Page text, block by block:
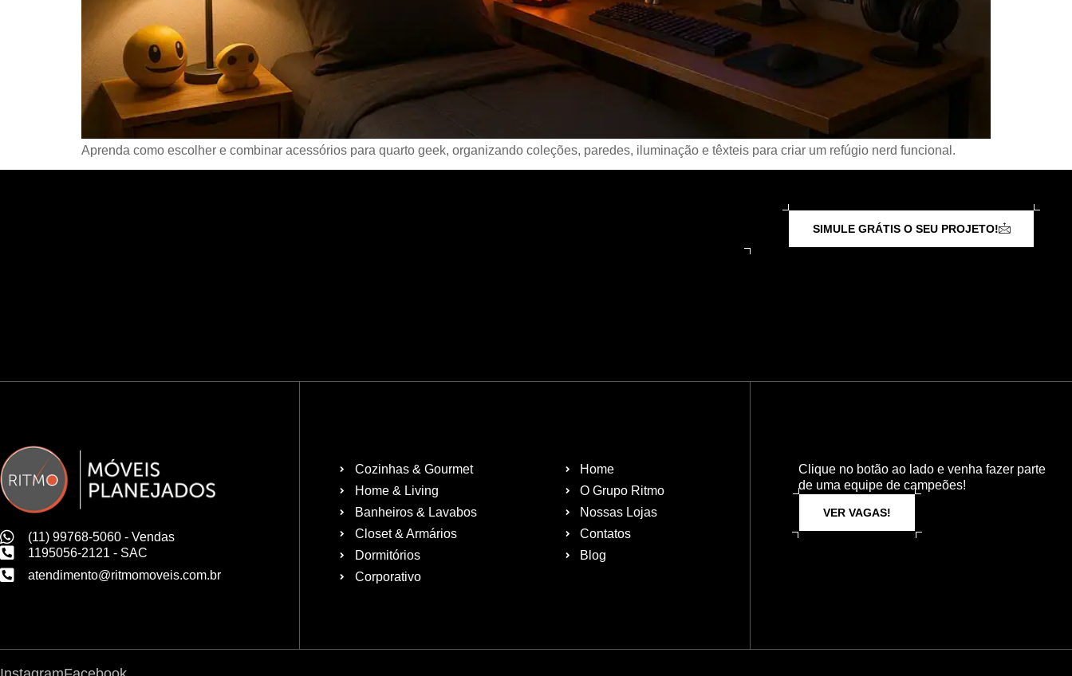
Aprenda como escolher e combinar acessórios para quarto geek, organizando coleções, paredes, iluminação e têxteis para criar um refúgio nerd funcional.
SIMULE GRÁTIS O SEU PROJETO!
(11) 99768-5060 - Vendas
1195056-2121 - SAC
atendimento@ritmomoveis.com.br
Cozinhas & Gourmet
Home & Living
Banheiros & Lavabos
Closet & Armários
Dormitórios
Corporativo
Home
O Grupo Ritmo
Nossas Lojas
Contatos
Blog
Clique no botão ao lado e venha fazer parte
de uma equipe de campeões!
VER VAGAS!